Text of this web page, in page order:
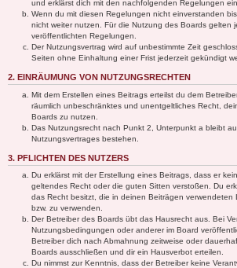
und erklärst dich mit den nachfolgenden Regelungen
Wenn du mit diesen Regelungen nicht einverstanden
nicht weiter nutzen. Für die Nutzung des Boards gelten
veröffentlichten Regelungen.
Der Nutzungsvertrag wird auf unbestimmte Zeit
Seiten ohne Einhaltung einer Frist jederzeit gekündigt
2. EINRÄUMUNG VON NUTZUNGSRECHTEN
Mit dem Erstellen eines Beitrags erteilst du dem
räumlich unbeschränktes und unentgeltliches Recht,
Boards zu nutzen.
Das Nutzungsrecht nach Punkt 2, Unterpunkt a bleibt
Nutzungsvertrages bestehen.
3. PFLICHTEN DES NUTZERS
Du erklärst mit der Erstellung eines Beitrags, dass er
geltendes Recht oder die guten Sitten verstoßen. Du
das Recht besitzt, die in deinen Beiträgen verwendeten
bzw. zu verwenden.
Der Betreiber des Boards übt das Hausrecht aus. Bei
Nutzungsbedingungen oder anderer im Board
Betreiber dich nach Abmahnung zeitweise oder
Boards ausschließen und dir ein Hausverbot erteilen.
Du nimmst zur Kenntnis, dass der Betreiber keine